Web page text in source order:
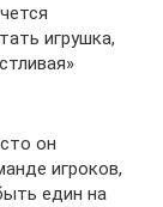
игрушка,
он
игроков,
един на